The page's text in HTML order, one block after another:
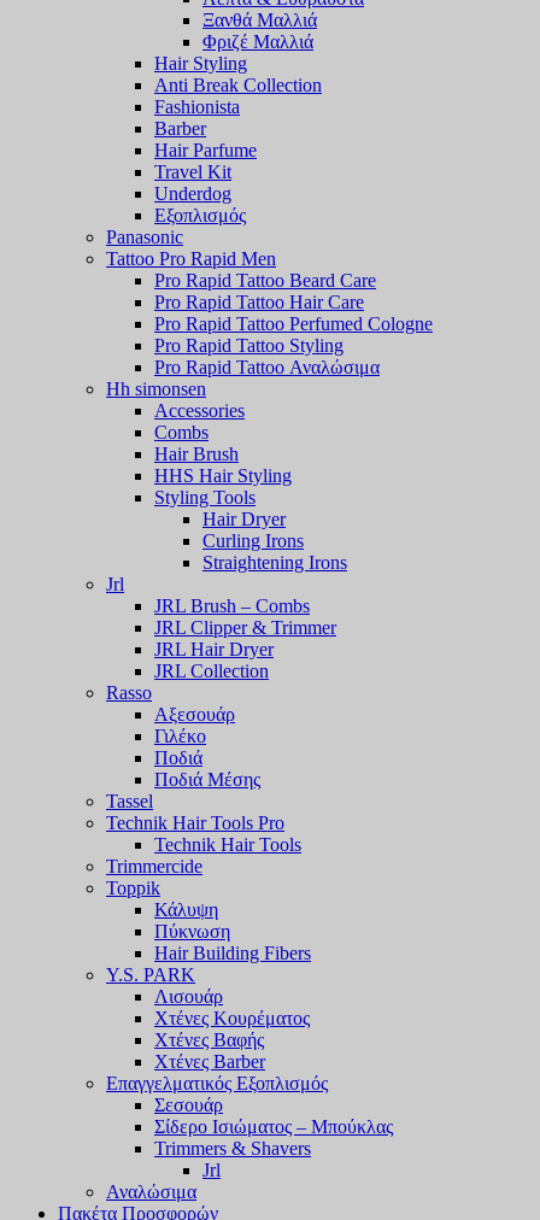
Ξανθά Μαλλιά
Φριζέ Μαλλιά
Hair Styling
Anti Break Collection
Fashionista
Barber
Hair Parfume
Travel Kit
Underdog
Εξοπλισμός
Panasonic
Tattoo Pro Rapid Men
Pro Rapid Tattoo Beard Care
Pro Rapid Tattoo Hair Care
Pro Rapid Tattoo Perfumed Cologne
Pro Rapid Tattoo Styling
Pro Rapid Tattoo Αναλώσιμα
Hh simonsen
Accessories
Combs
Hair Brush
HHS Hair Styling
Styling Tools
Hair Dryer
Curling Irons
Straightening Irons
Jrl
JRL Brush – Combs
JRL Clipper & Trimmer
JRL Hair Dryer
JRL Collection
Rasso
Αξεσουάρ
Γιλέκο
Ποδιά
Ποδιά Μέσης
Tassel
Technik Hair Tools Pro
Technik Hair Tools
Trimmercide
Toppik
Κάλυψη
Πύκνωση
Hair Building Fibers
Y.S. PARK
Λισουάρ
Χτένες Κουρέματος
Χτένες Βαφής
Χτένες Barber
Επαγγελματικός Εξοπλισμός
Σεσουάρ
Σίδερο Ισιώματος – Μπούκλας
Trimmers & Shavers
Jrl
Αναλώσιμα
Πακέτα Προσφορών